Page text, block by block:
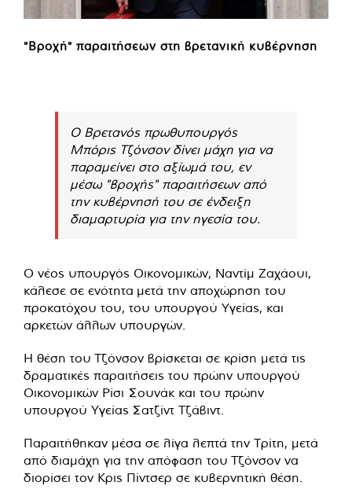
"Βροχή" παραιτήσεων στη βρετανική κυβέρνηση
Ο Βρετανός πρωθυπουργός
Μπόρις Τζόνσον δίνει μάχη για να
παραμείνει στο αξίωμά του, εν
μέσω "βροχής" παραιτήσεων από
την κυβέρνησή του σε ένδειξη
διαμαρτυρία για την ηγεσία του.
Ο νέος υπουργός Οικονομικών, Ναντίμ Ζαχάουι,
κάλεσε σε ενότητα μετά την αποχώρηση του
προκατόχου του, του υπουργού Υγείας, και
αρκετών άλλων υπουργών.
Η θέση του Τζόνσον βρίσκεται σε κρίση μετά τις
δραματικές παραιτήσεις του πρώην υπουργού
Οικονομικών Ρίσι Σουνάκ και του πρώην
υπουργού Υγείας Σατζίντ Τζάβιντ.
Παραιτήθηκαν μέσα σε λίγα λεπτά την Τρίτη, μετά
από διαμάχη για την απόφαση του Τζόνσον να
διορίσει τον Κρις Πίντσερ σε κυβερνητική θέση.